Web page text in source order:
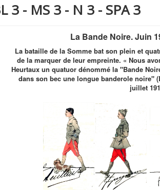
3 - MS 3 - N 3 - SPA 3
La Bande Noire. Juin
La bataille de la Somme bat son plein et
de la marquer de leur empreinte. « Nous
Heurtaux un quatuor dénommé la "Bande
dans son bec une longue banderole noire"
juillet